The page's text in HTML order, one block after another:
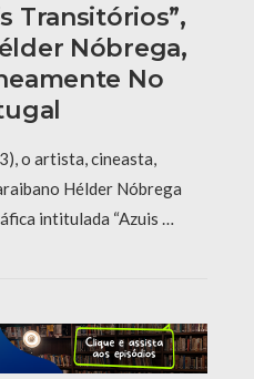
Transitórios”,
Nóbrega,
No
o artista, cineasta,
Hélder Nóbrega
intitulada “Azuis …